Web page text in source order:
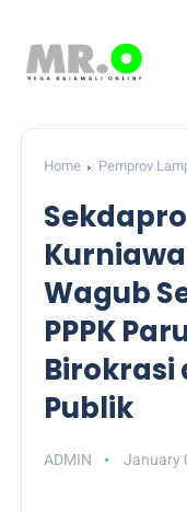
Home Pemprov
Birokrasi dan
Wagub
PPPK
Birokrasi
Publik
ADMIN January